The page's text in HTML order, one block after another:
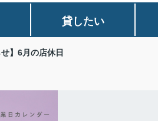
貸したい
せ】6月の店休日